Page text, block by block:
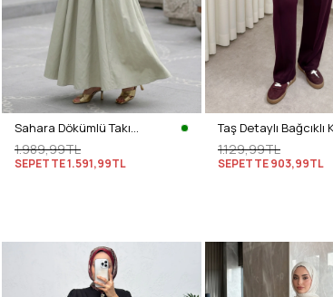
Sahara Dökümlü Takım 3008 - SU YEŞİLİ
1.989,99TL
SEPETTE1.591,99TL
1.129,99TL
SEPETTE903,99TL